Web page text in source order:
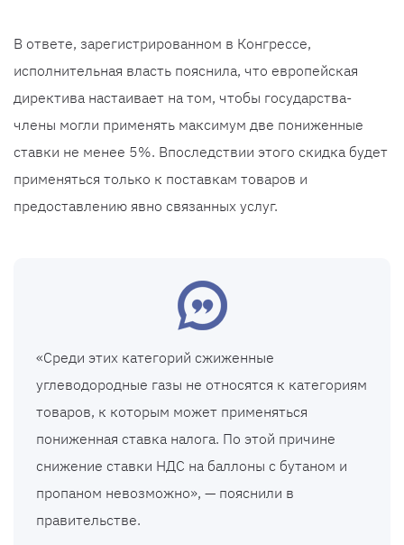
В ответе, зарегистрированном в Конгрессе,
исполнительная власть пояснила, что европейская
директива настаивает на том, чтобы государства-
члены могли применять максимум две пониженные
ставки не менее 5%. Впоследствии этого скидка будет
применяться только к поставкам товаров и
предоставлению явно связанных услуг.
«Среди этих категорий сжиженные
углеводородные газы не относятся к категориям
товаров, к которым может применяться
пониженная ставка налога. По этой причине
снижение ставки НДС на баллоны с бутаном и
пропаном невозможно», — пояснили в
правительстве.